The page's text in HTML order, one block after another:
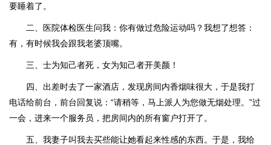
要睡着了。
二、医院体检医生问我：你有做过危险运动吗？我想了想答：
有，有时候我会跟我老婆顶嘴。
三、士为知己者死，女为知己者开美颜！
四、出差时去了一家酒店，发现房间内香烟味很大，于是我打
电话给前台，前台回复说：“请稍等，马上派人为您做无烟处理。”过
一会，进来一个服务员，把房间内的所有窗户打开了。
五、我妻子叫我去买些能让她看起来性感的东西。于是，我给